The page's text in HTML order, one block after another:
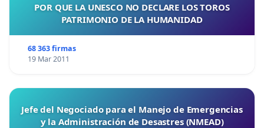
POR QUE LA UNESCO NO DECLARE LOS TOROS
PATRIMONIO DE LA HUMANIDAD
68 363 firmas
19 Mar 2011
Jefe del Negociado para el Manejo de Emergencias
y la Administración de Desastres (NMEAD)